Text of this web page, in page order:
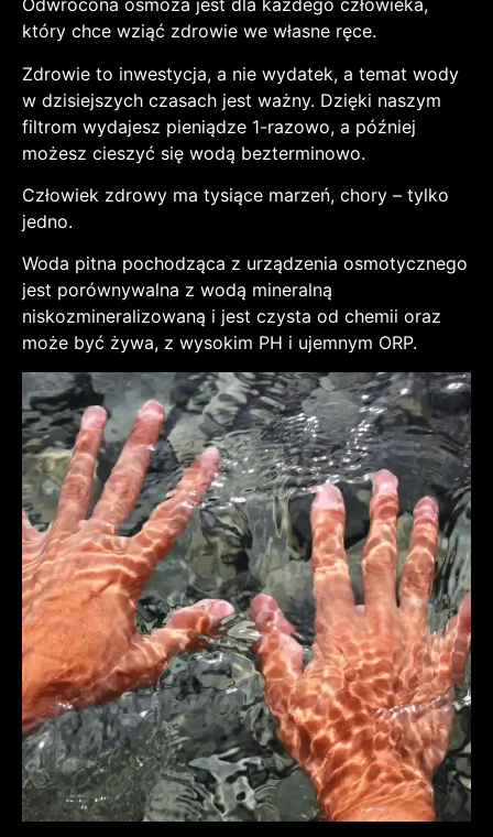
Odwrócona osmoza jest dla każdego człowieka,
który chce wziąć zdrowie we własne ręce.
Zdrowie to inwestycja, a nie wydatek, a temat wody
w dzisiejszych czasach jest ważny. Dzięki naszym
filtrom wydajesz pieniądze 1-razowo, a później
możesz cieszyć się wodą bezterminowo.
Człowiek zdrowy ma tysiące marzeń, chory – tylko
jedno.
Woda pitna pochodząca z urządzenia osmotycznego
jest porównywalna z wodą mineralną
niskozmineralizowaną i jest czysta od chemii oraz
może być żywa, z wysokim PH i ujemnym ORP.